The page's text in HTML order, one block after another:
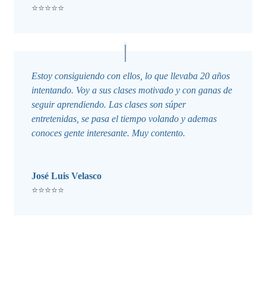
⭐⭐⭐⭐⭐
Estoy consiguiendo con ellos, lo que llevaba 20 años
intentando. Voy a sus clases motivado y con ganas de
seguir aprendiendo. Las clases son súper
entretenidas, se pasa el tiempo volando y ademas
conoces gente interesante. Muy contento.
José Luis Velasco
⭐⭐⭐⭐⭐